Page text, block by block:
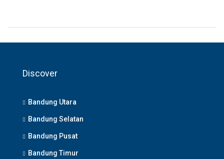
Discover
Bandung Utara
Bandung Selatan
Bandung Pusat
Bandung Timur